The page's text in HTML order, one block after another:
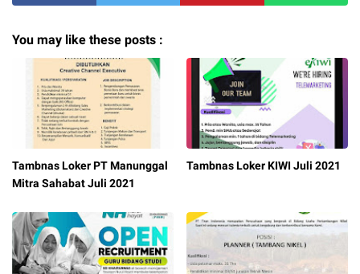
You may like these posts :
Tambnas Loker PT Manunggal
Mitra Sahabat Juli 2021
Tambnas Loker KIWI Juli 2021